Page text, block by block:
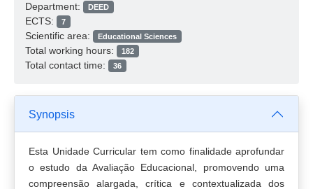
Department: DEED
ECTS: 7
Scientific area: Educational Sciences
Total working hours: 182
Total contact time: 36
Synopsis
Esta Unidade Curricular tem como finalidade aprofundar
o estudo da Avaliação Educacional, promovendo uma
compreensão alargada, crítica e contextualizada dos